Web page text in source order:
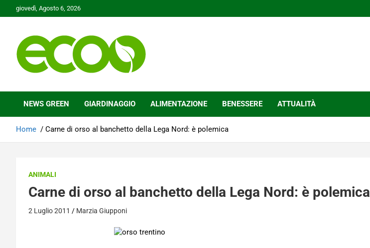
to
giovedì, Agosto 6, 2026
Ecoo.it
NEWS GREEN GIARDINAGGIO ALIMENTAZIONE BENESSERE ATTUALITÀ
Home Carne di orso al banchetto della Lega Nord: è polemica
ANIMALI
Carne di orso al banchetto della Lega Nord: è polemica
2 Luglio 2011 Marzia Giupponi